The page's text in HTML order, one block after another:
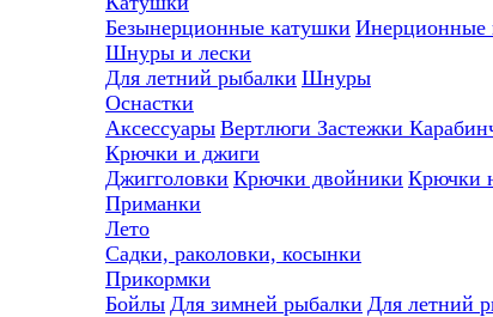
Безынерционные катушки Инерционные
Шнуры и лески
Для летний рыбалки Шнуры
Оснастки
Аксессуары Вертлюги Застежки
Крючки и джиги
Джигголовки Крючки двойники Крючки
Приманки
Лето
Садки, раколовки, косынки
Прикормки
Бойлы Для зимней рыбалки Для летний